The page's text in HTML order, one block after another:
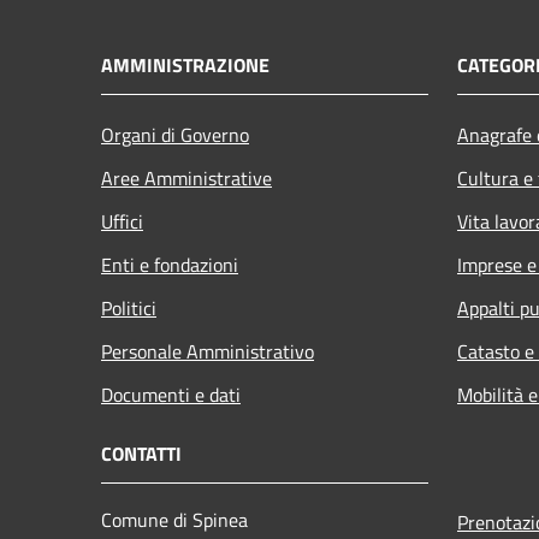
AMMINISTRAZIONE
Organi di Governo
Aree Amministrative
Uffici
Enti e fondazioni
Politici
Personale Amministrativo
Documenti e dati
Cultura
Vita
Imprese
Appalti
Catasto
Mobilità
CONTATTI
Comune di Spinea